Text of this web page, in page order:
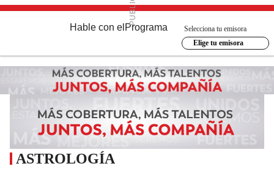
Hable con el Programa
Selecciona tu emisora
Elige tu emisora
ASTROLOGÍA